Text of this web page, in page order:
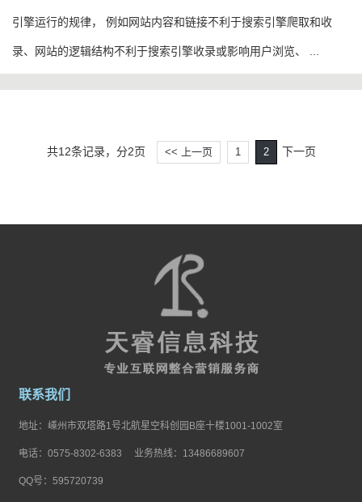
引擎运行的规律， 例如网站内容和链接不利于搜索引擎爬取和收
录、网站的逻辑结构不利于搜索引擎收录或影响用户浏览、 ...
共12条记录，分2页 << 上一页 1 2 下一页
联系我们
地址：嵊州市双塔路1号北航星空科创园B座十楼1001-1002室
电话：0575-8302-6383 业务热线：13486689607
QQ号：595720739